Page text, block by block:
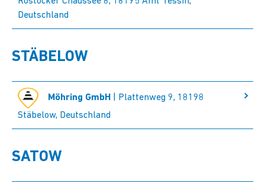
Deutschland
STÄBELOW
Möhring GmbH | Plattenweg 9, 18198
Stäbelow, Deutschland
SATOW